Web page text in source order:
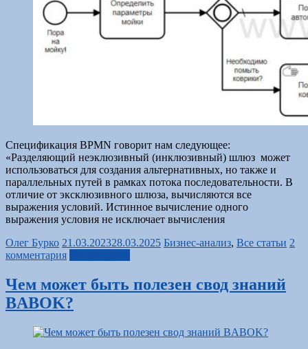
Спецификация BPMN говорит нам следующее:
«Разделяющий неэклюзивный (инклюзивный) шлюз может
использоваться для создания альтернативных, но также и
параллельных путей в рамках потока последовательности. В
отличие от эксклюзивного шлюза, вычисляются все
выражения условий. Истинное вычисление одного
выражения условия не исключает вычисления
Олег Бурко 21.03.202328.03.2025 Бизнес-анализ, Все статьи 2
комментария
Чем может быть полезен свод знаний
BABOK?